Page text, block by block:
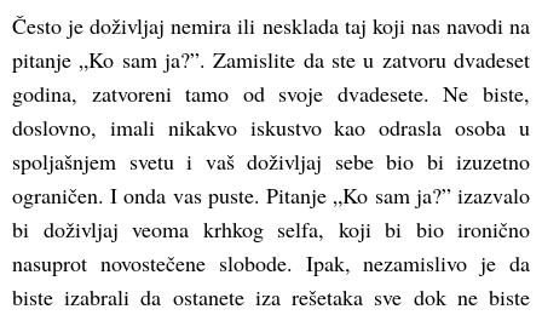
Često je doživljaj nemira ili nesklada taj koji nas navodi na
pitanje „Ko sam ja?”. Zamislite da ste u zatvoru dvadeset
godina, zatvoreni tamo od svoje dvadesete. Ne biste,
doslovno, imali nikakvo iskustvo kao odrasla osoba u
spoljašnjem svetu i vaš doživljaj sebe bio bi izuzetno
ograničen. I onda vas puste. Pitanje „Ko sam ja?” izazvalo
bi doživljaj veoma krhkog selfa, koji bi bio ironično
nasuprot novostečene slobode. Ipak, nezamislivo je da
biste izabrali da ostanete iza rešetaka sve dok ne biste